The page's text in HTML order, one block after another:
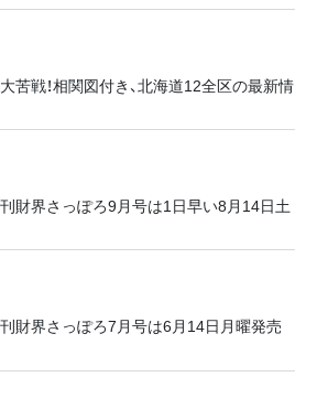
苦戦！相関図付き、北海道12全区の最新情
刊財界さっぽろ9月号は1日早い8月14日土
刊財界さっぽろ7月号は6月14日月曜発売